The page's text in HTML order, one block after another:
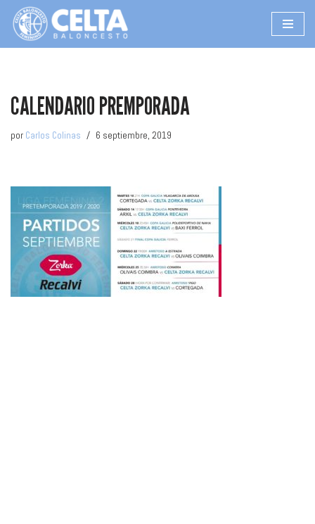
Saltar
CALENDARIO PREMPORADA
por Carlos Colinas 6 septiembre, 2019